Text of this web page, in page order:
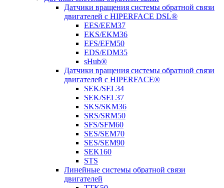
Датчики вращения системы обратной связи
двигателей с HIPERFACE DSL®
EES/EEM37
EKS/EKM36
EFS/EFM50
EDS/EDM35
sHub®
Датчики вращения системы обратной связи
двигателей с HIPERFACE®
SEK/SEL34
SEK/SEL37
SKS/SKM36
SRS/SRM50
SFS/SFM60
SES/SEM70
SES/SEM90
SEK160
STS
Линейные системы обратной связи
двигателей